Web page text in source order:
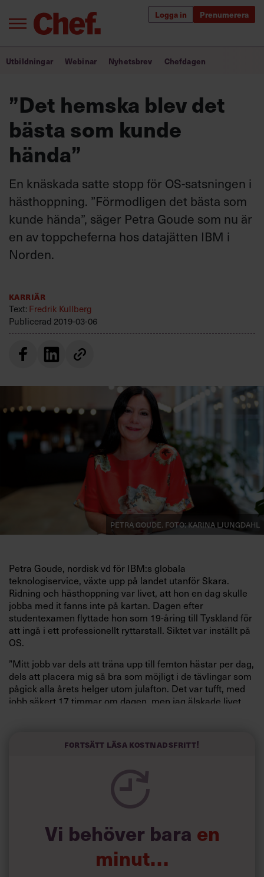
Logga in Prenumerera
Logga in
Prenumerera
Annonsera
Om oss
Kontakta oss
Kundservice
Sök
efter:
Bra ledare förändrar världen
Utbildning för ledare
Chefakademin+
Utbildningar Webinar Nyhetsbrev Chefdagen
”Det hemska blev det
bästa som kunde
hända”
En knäskada satte stopp för OS-satsningen i
hästhoppning. ”Förmodligen det bästa som
kunde hända”, säger Petra Goude som nu är
en av toppcheferna hos datajätten IBM i
Norden.
Karriär
Text: Fredrik Kullberg
Publicerad 2019-03-06
Petra Goude. Foto: Karina Ljungdahl
Petra Goude, nordisk vd för IBM:s globala
teknologiservice, växte upp på landet utanför Skara.
Ridning och hästhoppning var livet, att hon en dag skulle
jobba med it fanns inte på kartan. Dagen efter
studentexamen flyttade hon som 19-åring till Tyskland för
att ingå i ett professionellt ryttarstall. Siktet var inställt på
OS.
”Mitt jobb var dels att träna upp till femton hästar per dag,
dels att placera mig så bra som möjligt i de tävlingar som
pågick alla årets helger utom julafton. Det var tufft, med
jobb säkert 17 timmar om dagen, men jag älskade livet
gick i stöpet. Petra Goude fick sluta rida.
”Det var hemskt, såklart. En stor sorg. Men förmodligen
det bästa som kunde hända mig. Skadan tvingade mig till
ett annat liv, och blev början till något nytt och väldigt
spännande. En aspekt som jag just då hade rätt svårt att
etra Goudes första ”vanliga” jobb blev som fältsäljare av
hästprylar åt en före detta sponsor. Hon kunde allt
produkterna, men visste ingenting om försäljning.
Fortsätt läsa kostnadsfritt!
Vi behöver bara en
minut…